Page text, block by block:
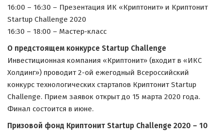
16:00 – 16:30 – Презентация ИК «Криптонит» и Криптонит
Startup Challenge 2020
16:30 – 18:00 – Мастер-класс
О предстоящем конкурсе Startup Challenge
Инвестиционная компания «Криптонит» (входит в «ИКС
Холдинг») проводит 2-ой ежегодный Всероссийский
конкурс технологических стартапов Криптонит Startup
Challenge. Прием заявок открыт до 15 марта 2020 года.
Финал состоится в июне.
Призовой фонд Криптонит Startup Challenge 2020 – 10